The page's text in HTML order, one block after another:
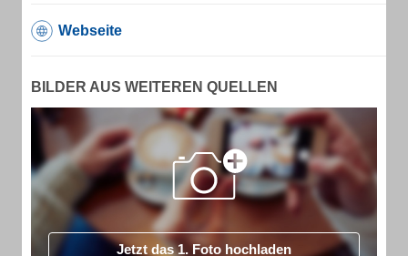
Webseite
BILDER AUS WEITEREN QUELLEN
Jetzt das 1. Foto hochladen